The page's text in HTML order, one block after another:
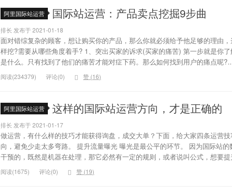
阿里国际站运营 国际站运营：产品卖点挖掘9步曲
排长 发布于 2021-01-18
面对错综复杂的顾客，想让购买你的产品，那么你就必须给予他足够的理由
样挖?需要从哪些角度着手? 1、突出买家的诉求(买家的痛苦) 第一步就是你
是什么。只有找到了他们的痛苦才能对症下药。那么如何找到用户的痛点呢
阅读(234379) 评论(0) 赞 (16)
阿里国际站运营 这样的国际站运营方向，才是正确的
排长 发布于 2021-01-17
做运营，有什么样的技巧才能获得询盘，成交大单？下面，给大家四条运营
向，避免少走太多弯路。 提升流量曝光 曝光是最公平的环节。 因为国际站
干预的，既然是机器在处理，那它必然有一定的规则，或者说叫公式，想要
阅读(1675) 评论(0) 赞 (19)